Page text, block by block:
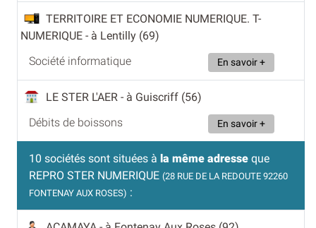
TERRITOIRE ET ECONOMIE NUMERIQUE. T-
NUMERIQUE - à Lentilly (69)
Société informatique
En savoir +
LE STER L'AER - à Guiscriff (56)
Débits de boissons
En savoir +
10 sociétés sont situées à la même adresse que
REPRO STER NUMERIQUE (28 RUE DE LA REDOUTE 92260
FONTENAY AUX ROSES) :